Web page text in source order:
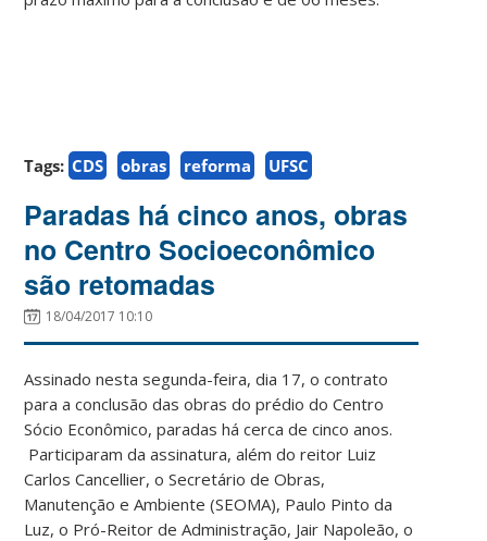
Tags: CDS obras reforma UFSC
Paradas há cinco anos, obras
no Centro Socioeconômico
são retomadas
18/04/2017 10:10
Assinado nesta segunda-feira, dia 17, o contrato
para a conclusão das obras do prédio do Centro
Sócio Econômico, paradas há cerca de cinco anos.
Participaram da assinatura, além do reitor Luiz
Carlos Cancellier, o Secretário de Obras,
Manutenção e Ambiente (SEOMA), Paulo Pinto da
Luz, o Pró-Reitor de Administração, Jair Napoleão, o